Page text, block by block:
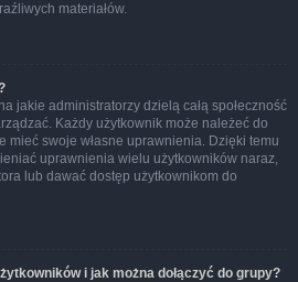
materiałów.
jakie administratorzy dzielą całą społeczność
Każdy użytkownik może należeć do
mieć swoje własne uprawnienia. Dzięki temu
uprawnienia wielu użytkowników naraz,
lub dawać dostęp użytkownikom do
i jak można dołączyć do grupy?